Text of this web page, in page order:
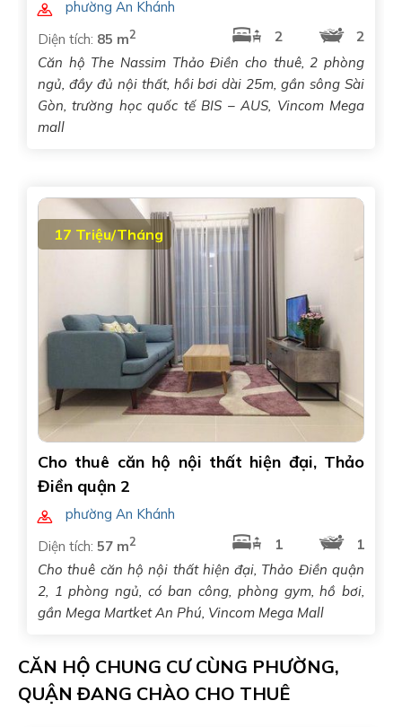
phường An Khánh
Diện tích: 85 m2 2
2
Căn hộ The Nassim Thảo Điền cho thuê, 2 phòng
ngủ, đầy đủ nội thất, hồi bơi dài 25m, gần sông Sài
Gòn, trường học quốc tế BIS – AUS, Vincom Mega
mall
17 Triệu/Tháng
Cho thuê căn hộ nội thất hiện đại, Thảo
Điền quận 2
phường An Khánh
Diện tích: 57 m2 1
1
Cho thuê căn hộ nội thất hiện đại, Thảo Điền quận
2, 1 phòng ngủ, có ban công, phòng gym, hồ bơi,
gần Mega Martket An Phú, Vincom Mega Mall
CĂN HỘ CHUNG CƯ CÙNG PHƯỜNG,
QUẬN ĐANG CHÀO CHO THUÊ